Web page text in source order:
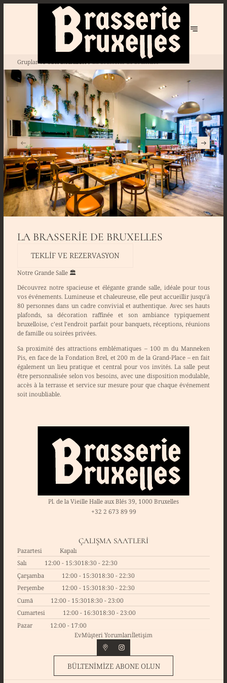
Gruplar ve Özel Etkinlikler
LA BRASSERIE DE BRUXELLES
TEKLIF VE REZERVASYON
Notre Grande Salle 🏛️
Découvrez notre spacieuse et élégante grande salle, idéale pour tous
vos événements. Lumineuse et chaleureuse, elle peut accueillirjusqu’à
80 personnes dans un cadre convivial et authentique. Avec seshauts
plafonds, sadécoration raffinée et son ambiance typiquement
bruxelloise, c’est l’endroit parfait pour banquets, réceptions, réunions
de famille ou soirées privées.
Saproximité des attractions emblématiques – 100 m du Manneken
Pis, en face de la Fondation Brel , et 200 m de la Grand-Place– en fait
également un lieu pratique et central pour vos invités. La salle peut
êtrepersonnalisée selon vos besoins , avec une disposition modulable,
accès à la terrasse et service sur mesure pour que chaque événement
soitinoubliable.
Pl. de la Vieille Halle aux Blés 39, 1000 Bruxelles
+32 2 673 89 99
ÇALIŞMA SAATLERI
Pazartesi
Kapalı
Salı
12:00 - 15:3018:30 - 22:30
Çarşamba
12:00 - 15:3018:30 - 22:30
Perşembe
12:00 - 15:3018:30 - 22:30
Cumā
12:00 - 15:3018:30 - 23:00
Cumartesi
12:00 - 16:3018:30 - 23:00
Pazar
12:00 - 17:00
EvMüşteri Yorumlarıİletişim
BÜLTENIMIZE ABONE OLUN